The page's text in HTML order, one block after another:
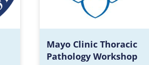
Mayo Clinic Thoracic
Pathology Workshop